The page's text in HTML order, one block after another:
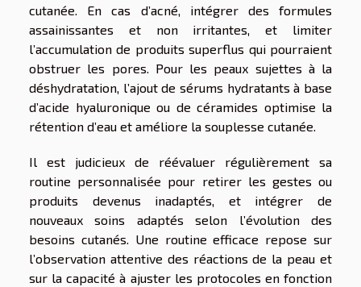
cutanée. En cas d’acné, intégrer des formules
assainissantes et non irritantes, et limiter
l’accumulation de produits superflus qui pourraient
obstruer les pores. Pour les peaux sujettes à la
déshydratation, l’ajout de sérums hydratants à base
d’acide hyaluronique ou de céramides optimise la
rétention d’eau et améliore la souplesse cutanée.
Il est judicieux de réévaluer régulièrement sa
routine personnalisée pour retirer les gestes ou
produits devenus inadaptés, et intégrer de
nouveaux soins adaptés selon l’évolution des
besoins cutanés. Une routine efficace repose sur
l’observation attentive des réactions de la peau et
sur la capacité à ajuster les protocoles en fonction